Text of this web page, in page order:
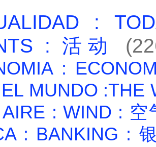
:
: 活动
:
EL MUNDO :THE
AIRE : WIND : 空
: BANKING :